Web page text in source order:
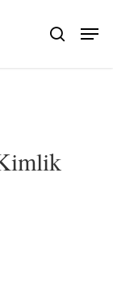
search